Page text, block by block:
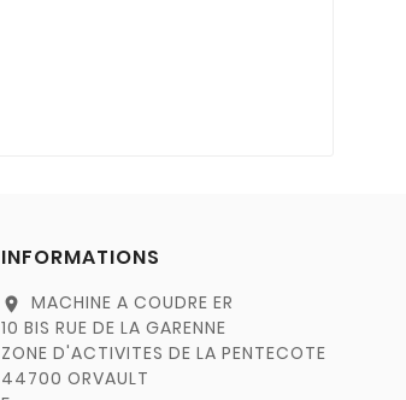
INFORMATIONS
location_on
MACHINE A COUDRE ER
10 BIS RUE DE LA GARENNE
ZONE D'ACTIVITES DE LA PENTECOTE
44700 ORVAULT